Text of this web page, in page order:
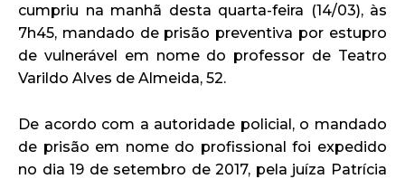
cumpriu na manhã desta quarta-feira (14/03), às
7h45, mandado de prisão preventiva por estupro
de vulnerável em nome do professor de Teatro
Varildo Alves de Almeida, 52.
De acordo com a autoridade policial, o mandado
de prisão em nome do profissional foi expedido
no dia 19 de setembro de 2017, pela juíza Patrícia